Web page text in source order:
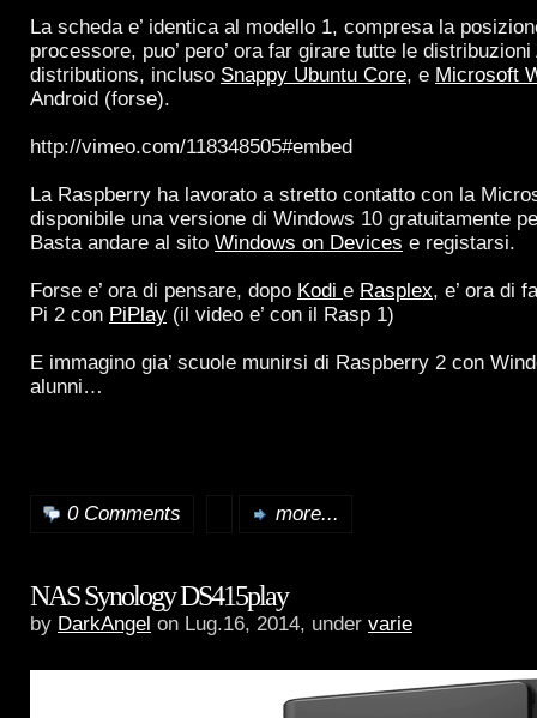
La scheda e’ identica al modello 1, compresa la
processore, puo’ pero’ ora far girare tutte le
distributions, incluso Snappy Ubuntu Core, e Microsoft
Android (forse).
http://vimeo.com/118348505#embed
La Raspberry ha lavorato a stretto contatto con la
disponibile una versione di Windows 10 gratuitamente
Basta andare al sito Windows on Devices e registarsi.
Forse e’ ora di pensare, dopo Kodi e Rasplex, e’ ora di
Pi 2 con PiPlay (il video e’ con il Rasp 1)
E immagino gia’ scuole munirsi di Raspberry 2 con
alunni…
0 Comments more...
NAS Synology DS415play
by DarkAngel on Lug.16, 2014, under varie